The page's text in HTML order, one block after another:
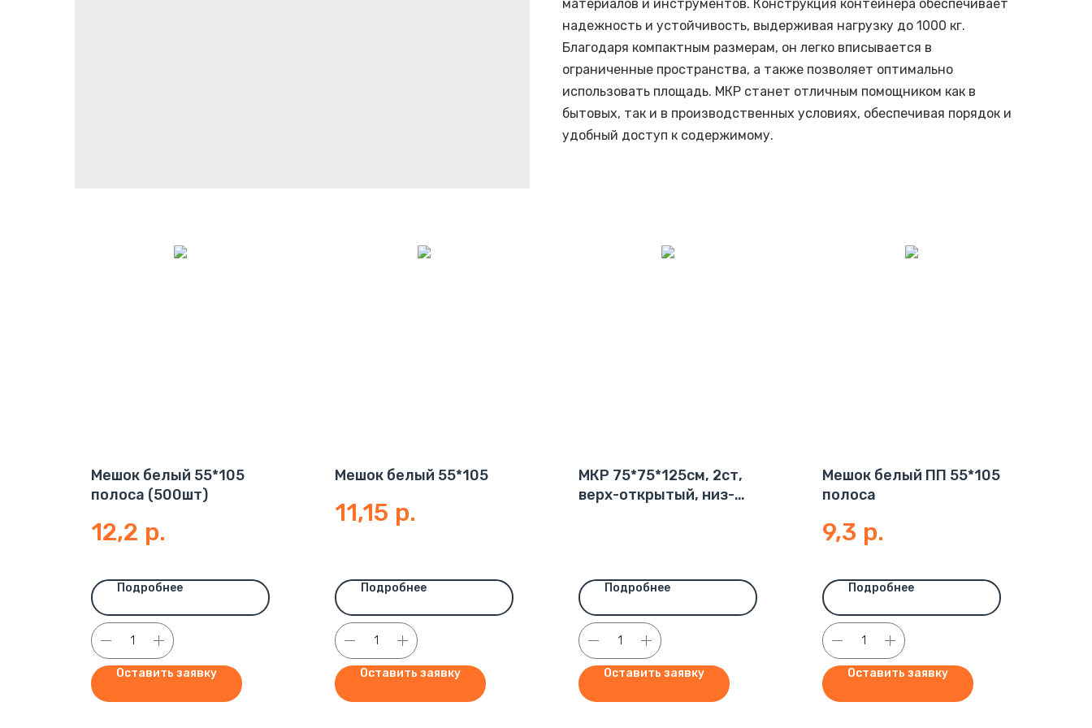
материалов и инструментов. Конструкция контейнера обеспечивает
надежность и устойчивость, выдерживая нагрузку до 1000 кг.
Благодаря компактным размерам, он легко вписывается в
ограниченные пространства, а также позволяет оптимально
использовать площадь. МКР станет отличным помощником как в
бытовых, так и в производственных условиях, обеспечивая порядок и
удобный доступ к содержимому.
Мешок белый 55*105
полоса (500шт)
12,2 р.
Подробнее
Оставить заявку
Мешок белый 55*105
11,15 р.
Подробнее
Оставить заявку
МКР 75*75*125см, 2ст,
верх-открытый, низ-
Подробнее
Оставить заявку
Мешок белый ПП 55*105
полоса
9,3 р.
Подробнее
Оставить заявку